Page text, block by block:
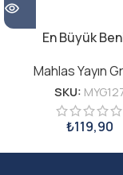
En Büyük
Mahlas Yayın
SKU:
₺119,90